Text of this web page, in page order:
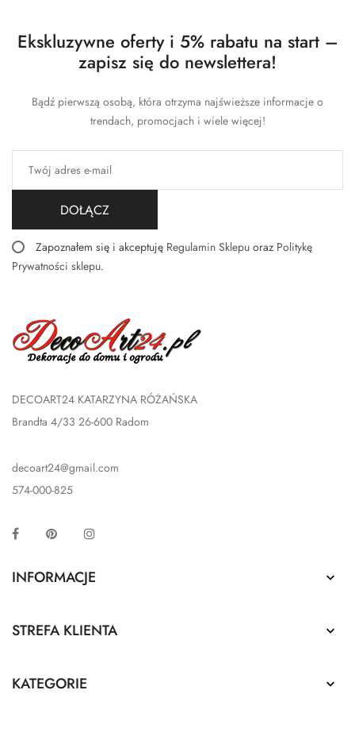
Ekskluzywne oferty i 5% rabatu na start –
zapisz się do newslettera!
Bądź pierwszą osobą, która otrzyma najświeższe informacje o
trendach, promocjach i wiele więcej!
DOŁĄCZ
Zapoznałem się i akceptuję Regulamin Sklepu oraz Politykę
Prywatności sklepu.
DECOART24 KATARZYNA RÓŻAŃSKA
Brandta 4/33 26-600 Radom
decoart24@gmail.com
574-000-825
Facebook Pinterest
INFORMACJE 
STREFA KLIENTA 
KATEGORIE 